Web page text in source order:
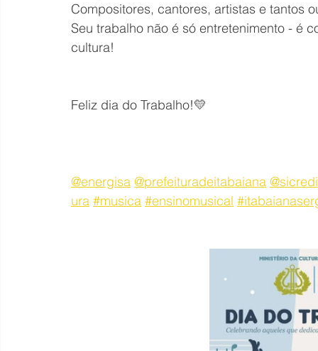
Compositores, cantores, artistas e tantos
Seu trabalho não é só entretenimento - é
cultura!
Feliz dia do Trabalho!💛
@energisa @prefeituradeitabaiana
ura #musica #ensinomusical